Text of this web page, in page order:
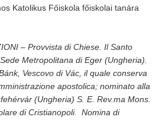
Katolikus Főiskola főiskolai tanára
– Provvista di Chiese. Il Santo
Metropolitana di Eger (Ungheria).
Vescovo di Vác, il quale conserva
apostolica; nominato alla
(Ungheria) S. E. Rev.ma Mons.
di Cristianopoli. Nomina di